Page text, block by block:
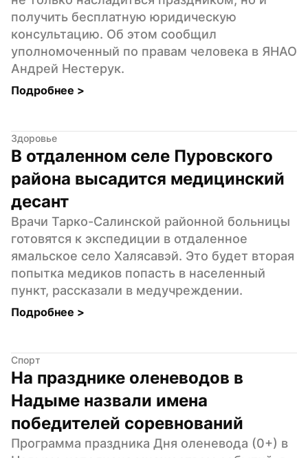
получить бесплатную юридическую
консультацию. Об этом сообщил
уполномоченный по правам человека в ЯНАО
Андрей Нестерук.
Подробнее >
Здоровье
В отдаленном селе Пуровского
района высадится медицинский
десант
Врачи Тарко-Салинской районной больницы
готовятся к экспедиции в отдаленное
ямальское село Халясавэй. Это будет вторая
попытка медиков попасть в населенный
пункт, рассказали в медучреждении.
Подробнее >
Спорт
На празднике оленеводов в
Надыме назвали имена
победителей соревнований
Программа праздника Дня оленевода (0+) в